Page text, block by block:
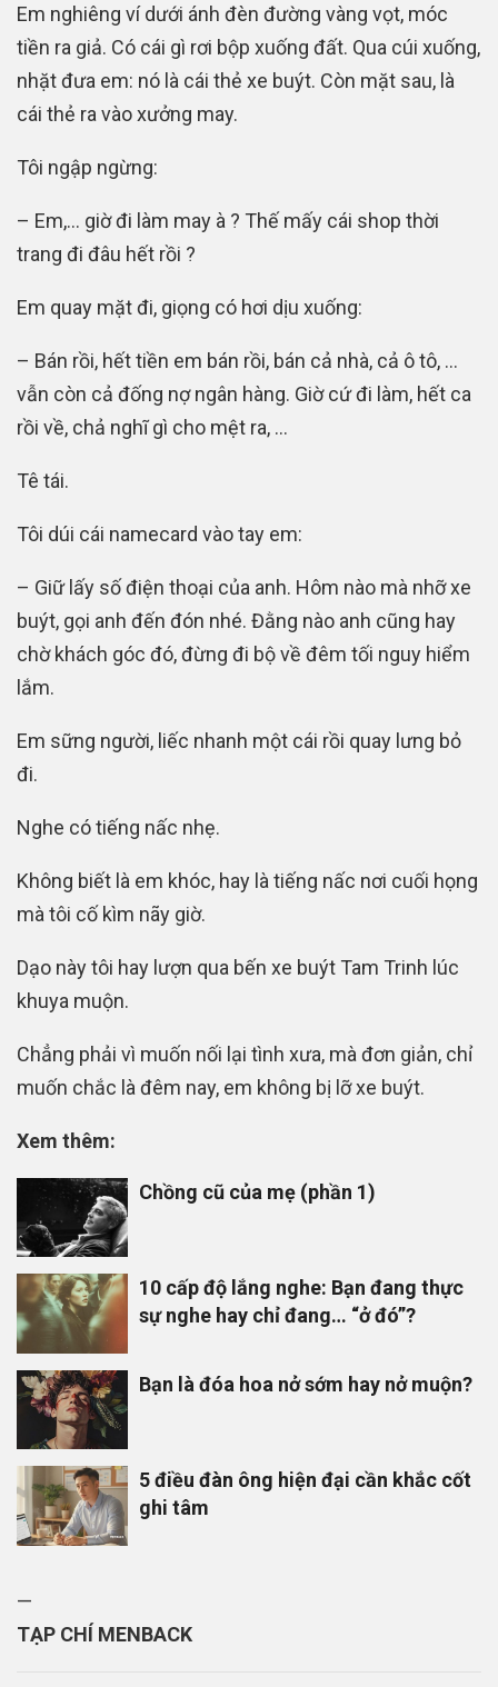
Em nghiêng ví dưới ánh đèn đường vàng vọt, móc
tiền ra giả. Có cái gì rơi bộp xuống đất. Qua cúi xuống,
nhặt đưa em: nó là cái thẻ xe buýt. Còn mặt sau, là
cái thẻ ra vào xưởng may.
Tôi ngập ngừng:
– Em,… giờ đi làm may à ? Thế mấy cái shop thời
trang đi đâu hết rồi ?
Em quay mặt đi, giọng có hơi dịu xuống:
– Bán rồi, hết tiền em bán rồi, bán cả nhà, cả ô tô, …
vẫn còn cả đống nợ ngân hàng. Giờ cứ đi làm, hết ca
rồi về, chả nghĩ gì cho mệt ra, …
Tê tái.
Tôi dúi cái namecard vào tay em:
– Giữ lấy số điện thoại của anh. Hôm nào mà nhỡ xe
buýt, gọi anh đến đón nhé. Đằng nào anh cũng hay
chờ khách góc đó, đừng đi bộ về đêm tối nguy hiểm
lắm.
Em sững người, liếc nhanh một cái rồi quay lưng bỏ
đi.
Nghe có tiếng nấc nhẹ.
Không biết là em khóc, hay là tiếng nấc nơi cuối họng
mà tôi cố kìm nãy giờ.
Dạo này tôi hay lượn qua bến xe buýt Tam Trinh lúc
khuya muộn.
Chẳng phải vì muốn nối lại tình xưa, mà đơn giản, chỉ
muốn chắc là đêm nay, em không bị lỡ xe buýt.
Xem thêm:
Chồng cũ của mẹ (phần 1)
10 cấp độ lắng nghe: Bạn đang thực
sự nghe hay chỉ đang… “ở đó”?
Bạn là đóa hoa nở sớm hay nở muộn?
5 điều đàn ông hiện đại cần khắc cốt
ghi tâm
—
TẠP CHÍ MENBACK